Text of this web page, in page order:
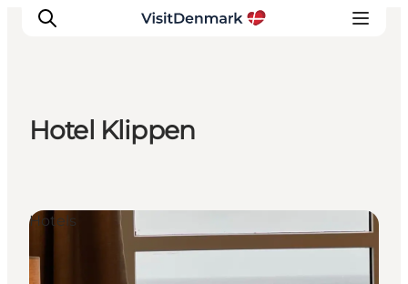
Erlebnisse
Unterkünfte
Reiseplanung
Hotel Klippen
Hotels